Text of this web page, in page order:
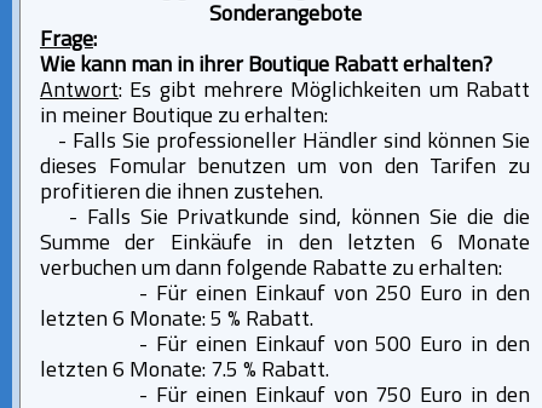
Sonderangebote
Frage:
Wie kann man in ihrer Boutique Rabatt erhalten?
Antwort: Es gibt mehrere Möglichkeiten um Rabatt
in meiner Boutique zu erhalten:
- Falls Sie professioneller Händler sind können Sie
dieses Fomularbenutzen um von den Tarifen zu
profitieren die ihnen zustehen.
- Falls Sie Privatkunde sind, können Sie die die
Summe der Einkäufe in den letzten 6 Monate
verbuchen um dann folgende Rabatte zu erhalten:
- Für einen Einkauf von 250 Euro in den
letzten 6 Monate: 5 % Rabatt.
- Für einen Einkauf von 500 Euro in den
letzten 6 Monate: 7.5 % Rabatt.
- Für einen Einkauf von 750 Euro in den